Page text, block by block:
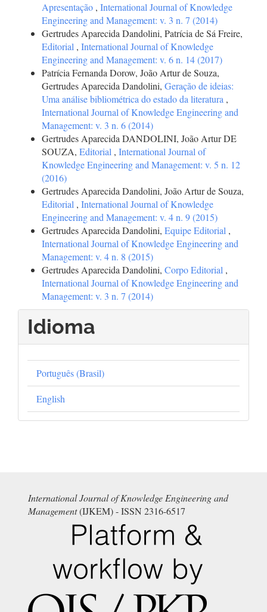
Apresentação , International Journal of Knowledge
Engineering and Management: v. 3 n. 7 (2014)
Gertrudes Aparecida Dandolini, Patrícia de Sá Freire,
Editorial , International Journal of Knowledge
Engineering and Management: v. 6 n. 14 (2017)
Patrícia Fernanda Dorow, João Artur de Souza,
Gertrudes Aparecida Dandolini, Geração de ideias:
Uma análise bibliométrica do estado da literatura ,
International Journal of Knowledge Engineering and
Management: v. 3 n. 6 (2014)
Gertrudes Aparecida DANDOLINI, João Artur DE
SOUZA, Editorial , International Journal of
Knowledge Engineering and Management: v. 5 n. 12
(2016)
Gertrudes Aparecida Dandolini, João Artur de Souza,
Editorial , International Journal of Knowledge
Engineering and Management: v. 4 n. 9 (2015)
Gertrudes Aparecida Dandolini, Equipe Editorial ,
International Journal of Knowledge Engineering and
Management: v. 4 n. 8 (2015)
Gertrudes Aparecida Dandolini, Corpo Editorial ,
International Journal of Knowledge Engineering and
Management: v. 3 n. 7 (2014)
Idioma
Português (Brasil)
English
International Journal of Knowledge Engineering and
Management(IJKEM) - ISSN 2316-6517